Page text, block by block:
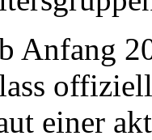
Anfang
einer